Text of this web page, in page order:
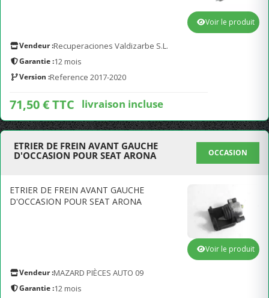
Vendeur :Recuperaciones Valdizarbe S.L.
Garantie :12 mois
Version :Reference 2017-2020
71,50 € TTC livraison incluse
Voir le produit
ETRIER DE FREIN AVANT GAUCHE
D'OCCASION POUR SEAT ARONA
OCCASION
ETRIER DE FREIN AVANT GAUCHE
D'OCCASION POUR SEAT ARONA
Vendeur :MAZARD PIÈCES AUTO 09
Garantie :12 mois
Voir le produit